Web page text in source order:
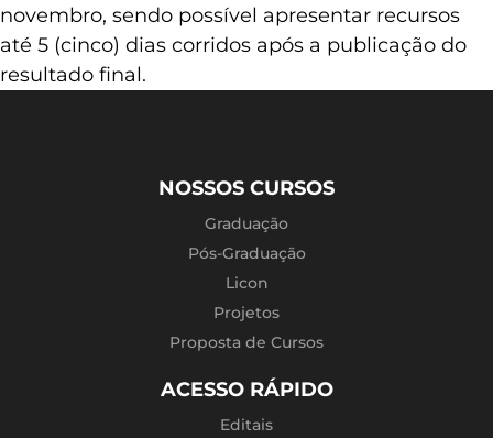
novembro, sendo possível apresentar recursos
até 5 (cinco) dias corridos após a publicação do
resultado final.
NOSSOS CURSOS
Graduação
Pós-Graduação
Licon
Projetos
Proposta de Cursos
ACESSO RÁPIDO
Editais